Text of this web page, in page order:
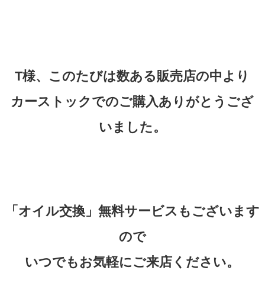
T様、このたびは数ある販売店の中より
カーストックでのご購入ありがとうござ
いました。
「オイル交換」無料サービスもございます
ので
いつでもお気軽にご来店ください。